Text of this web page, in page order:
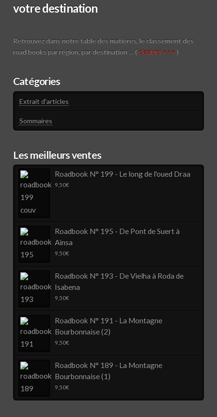
votre destination
Retrouvez dans notre table des matières, le classement des
road books par région, par destination … (c'est ici >>> )
Catégories
Extrait d'articles
Sommaires
Les meilleurs ventes
Roadbook N° 199 - Le long de l'oued Draa
9,50€
Roadbook N° 195 - De Pont de Suert à
Ainsa
9,50€
Roadbook N° 193 - De Vielha à Roda de
Isabena
9,50€
Roadbook N° 191 - La Montagne
Bourbonnaise (2)
9,50€
Roadbook N° 189 - La Montagne
Bourbonnaise (1)
9,50€